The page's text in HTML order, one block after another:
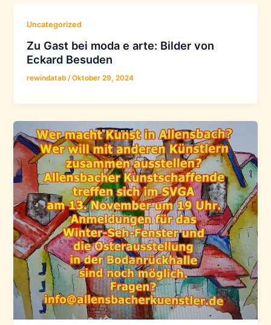
Uncategorized
Zu Gast bei moda e arte: Bilder von
Eckard Besuden
rewindatab /Oktober 29, 2024